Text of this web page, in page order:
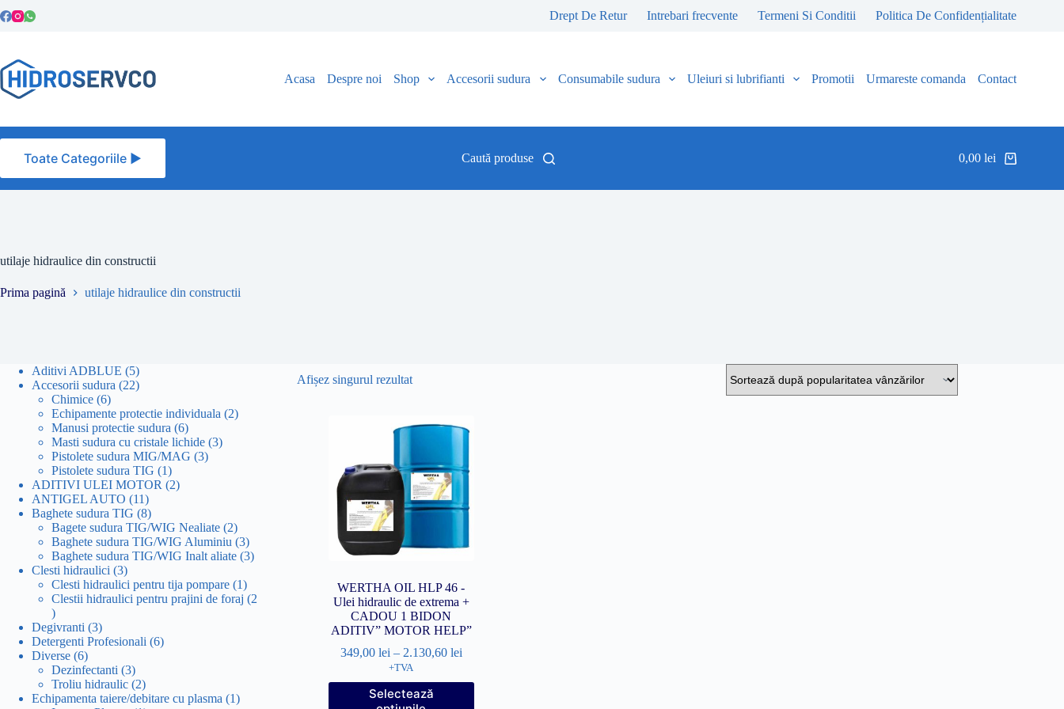
la
Drept De Retur Intrebari frecvente Termeni Si Conditii Politica De Confidențialitate
Acasa Despre noi Shop Accesorii sudura Consumabile sudura Uleiuri si lubrifianti Promotii Urmareste comanda Contact
Toate Categoriile ► Caută produse
Coș
cumpărături
0,00 lei
utilaje hidraulice din constructii
Prima pagină utilaje hidraulice din constructii
Afișez singurul rezultat
WERTHA OIL HLP 46 -
Ulei hidraulic de extrema +
CADOU 1 BIDON
ADITIV” MOTOR HELP”
349,00 lei – 2.130,60 lei
+TVA
Selectează
Acest
produs
Aditivi ADBLUE 55
produse
Accesorii sudura 2222
produse
Chimice 66
produse
Echipamente protectie individuala 22
Manusi protectie sudura 66
produse
Masti sudura cu cristale lichide 33
Pistolete sudura MIG/MAG 33
Pistolete sudura TIG 11
produs
ADITIVI ULEI MOTOR 22
ANTIGEL AUTO 1111
produse
Baghete sudura TIG 88
produse
Bagete sudura TIG/WIG Nealiate 22
produse
Baghete sudura TIG/WIG Aluminiu 33
produse
Baghete sudura TIG/WIG Inalt aliate 33
Clesti hidraulici 33
produse
Clesti hidraulici pentru tija pompare 11
produs
Clestii hidraulici pentru prajini de foraj
2
2
produse
Degivranti 33
produse
Detergenti Profesionali 66
Diverse 66
produse
Dezinfectanti 33
produse
Troliu hidraulic 22
produse
Echipamenta taiere/debitare cu plasma 11